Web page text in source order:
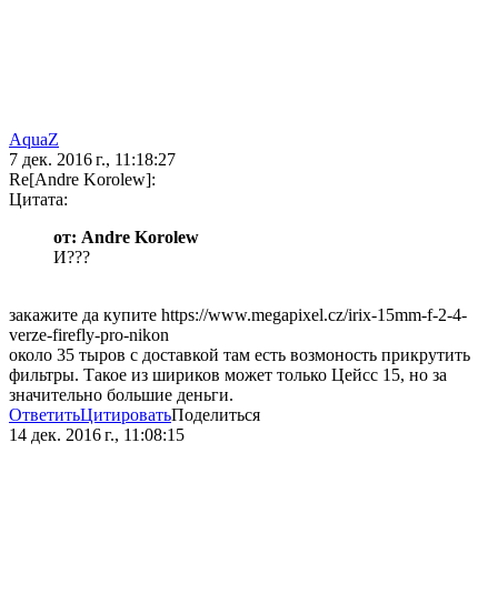
AquaZ
7 дек. 2016 г., 11:18:27
Re[Andre Korolew]:
Цитата:
от: Andre Korolew
И???
закажите да купите https://www.megapixel.cz/irix-15mm-f-2-4-
verze-firefly-pro-nikon
около 35 тыров с доставкой там есть возмоность прикрутить
фильтры. Такое из шириков может только Цейсс 15, но за
значительно большие деньги.
ОтветитьЦитироватьПоделиться
14 дек. 2016 г., 11:08:15